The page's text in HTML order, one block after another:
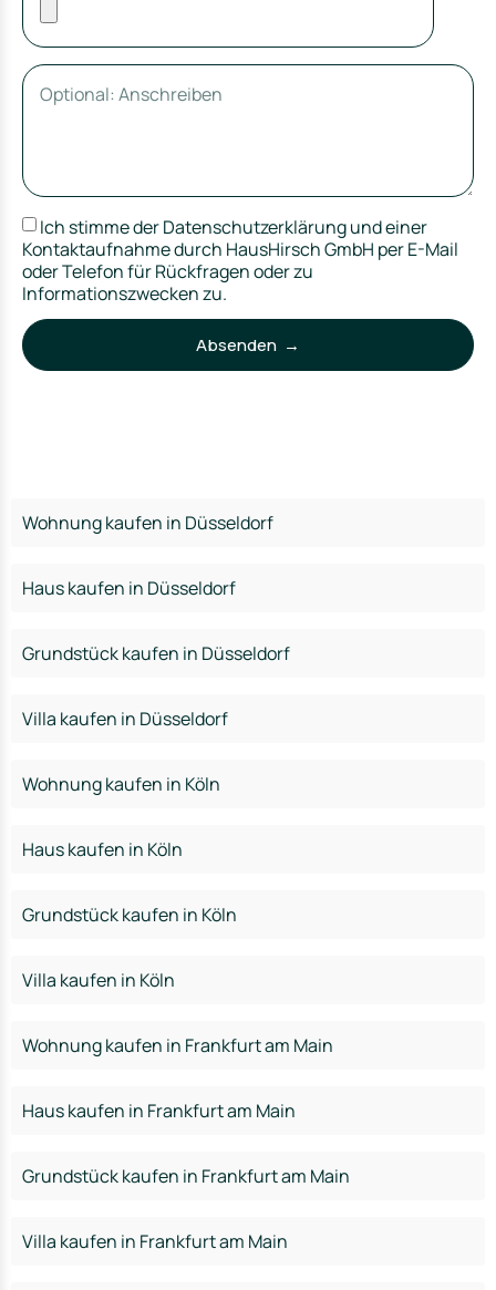
Ich stimme der Datenschutzerklärung und einer
Kontaktaufnahme durch HausHirsch GmbH per E-Mail
oder Telefon für Rückfragen oder zu
Informationszwecken zu.
Absenden →
Wohnung kaufen in Düsseldorf
Haus kaufen in Düsseldorf
Grundstück kaufen in Düsseldorf
Villa kaufen in Düsseldorf
Wohnung kaufen in Köln
Haus kaufen in Köln
Grundstück kaufen in Köln
Villa kaufen in Köln
Wohnung kaufen in Frankfurt am Main
Haus kaufen in Frankfurt am Main
Grundstück kaufen in Frankfurt am Main
Villa kaufen in Frankfurt am Main